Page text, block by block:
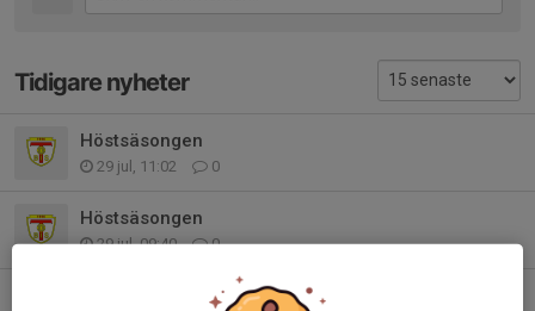
Tidigare nyheter
Höstsäsongen
29 jul, 11:02 0
Höstsäsongen
29 jul, 09:40 0
Lottning fallens hamburgeri